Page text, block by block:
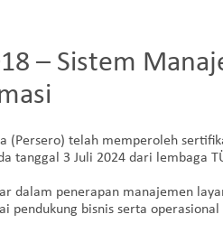
– Sistem
(Persero) telah memperoleh
tanggal 3 Juli 2024 dari lembaga
dalam penerapan manajemen
pendukung bisnis serta operasional